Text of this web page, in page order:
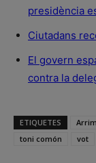
presidència
Ciutadans
El govern
contra la
ETIQUETES
toni comón
vot